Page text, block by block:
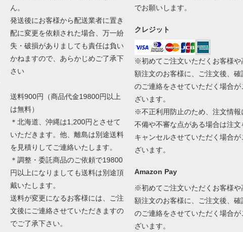
ん。
発送後にお客様から配送業者に置き
配に変更を依頼された場合、万一紛
失・破損がありましても責任は負い
かねますので、あらかじめご了承下
さい
送料900円（商品代金19800円以上
は無料）
＊北海道、沖縄は1,200円とさせて
いただきます。他、離島は別途送料
を見積りしてご連絡いたします。
＊調整・委託商品のご依頼で19800
円以上になりましても送料は別途頂
戴いたします。
送料が変更になるお客様には、ご注
文後にご連絡させていただきますの
でご了承下さい。
でお願いします。
クレジット
※初めてご注文いただくお客様や
額注文のお客様に、ご注文後、確
のご連絡をさせていただく場合が
ざいます。
※不正利用防止のため、注文情報
不備や不審な点がある場合は注文
キャンセルさせていただく場合が
ざいます。
Amazon Pay
※初めてご注文いただくお客様や
額注文のお客様に、ご注文後、確
のご連絡をさせていただく場合が
ざいます。